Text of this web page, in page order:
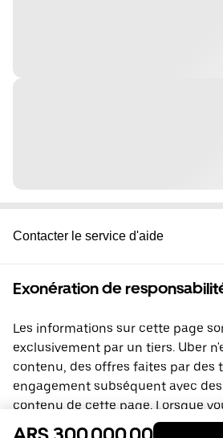
Contacter le service d'aide
Exonération de
Les informations sur cette page
exclusivement par un tiers. Uber
contenu, des offres faites par des
engagement subséquent avec
contenu de cette page. Lorsque
un tiers, vous concluez une